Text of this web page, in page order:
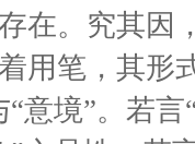
在。究其因
用笔，其形
“意境”。若